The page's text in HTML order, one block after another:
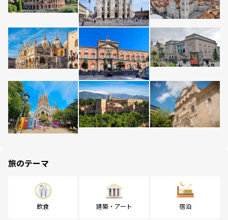
旅のテーマ
飲食 建築・アート 宿泊